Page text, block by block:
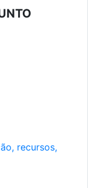
recursos,